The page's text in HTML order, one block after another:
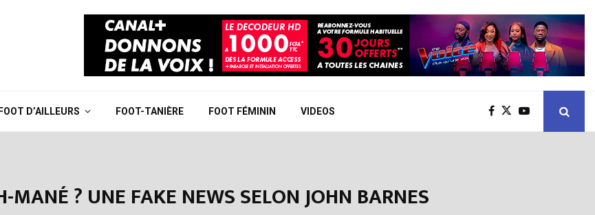
FOOT D’AILLEURS FOOT-TANIÈRE FOOT FÉMININ VIDEOS
MANÉ ? UNE FAKE NEWS SELON JOHN BARNES